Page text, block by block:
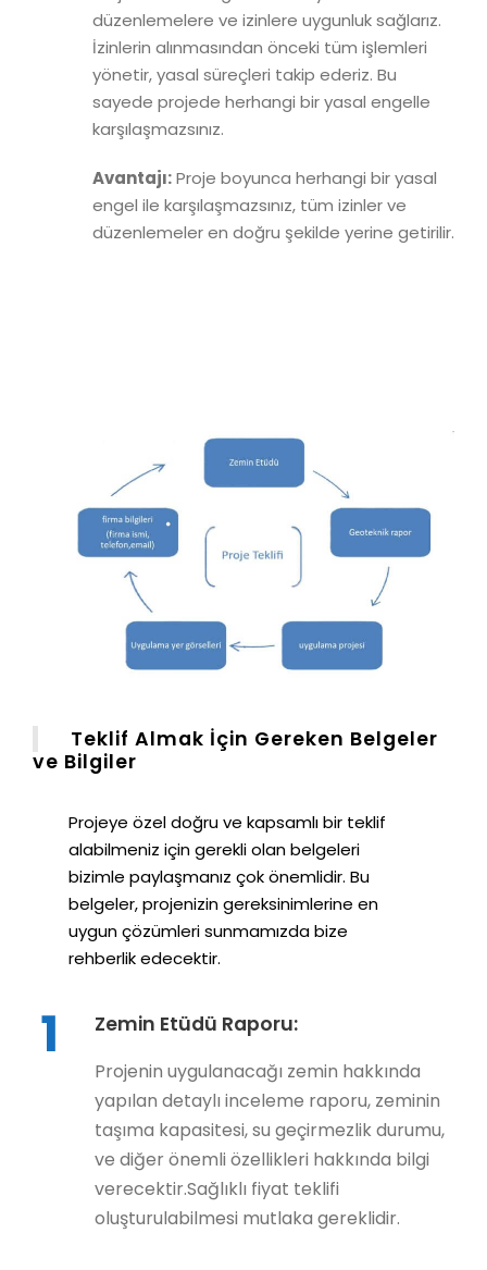
düzenlemelere ve izinlere uygunluk sağlarız.
İzinlerin alınmasından önceki tüm işlemleri
yönetir, yasal süreçleri takip ederiz. Bu
sayede projede herhangi bir yasal engelle
karşılaşmazsınız.
Avantajı:Proje boyunca herhangi bir yasal
engel ile karşılaşmazsınız, tüm izinler ve
düzenlemeler en doğru şekilde yerine getirilir.
Teklif Almak İçin Gereken Belgeler
ve Bilgiler
Projeye özel doğru ve kapsamlı bir teklif
alabilmeniz için gerekli olan belgeleri
bizimle paylaşmanız çok önemlidir. Bu
belgeler, projenizin gereksinimlerine en
uygun çözümleri sunmamızda bize
rehberlik edecektir.
1 Zemin Etüdü Raporu:
Projenin uygulanacağı zemin hakkında
yapılan detaylı inceleme raporu, zeminin
taşıma kapasitesi, su geçirmezlik durumu,
ve diğer önemli özellikleri hakkında bilgi
verecektir.Sağlıklı fiyat teklifi
oluşturulabilmesi mutlaka gereklidir.